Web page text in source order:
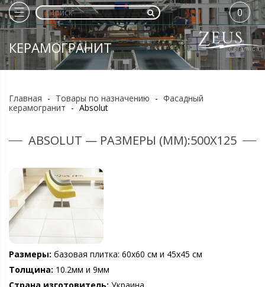
КЕРАМОГРАНИТ
0
Главная - Товары по назначению - Фасадный
керамогранит - Absolut
ABSOLUT — РАЗМЕРЫ (ММ):500X125
Размеры: базовая плитка: 60х60 см и 45х45 см
Толщина: 10.2мм и 9мм